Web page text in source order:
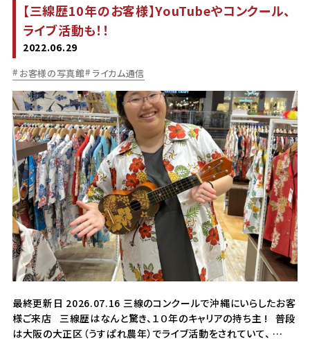
【三線歴10年のお客様】YouTubeやコンクール、
ライブ活動も！！
2022.06.29
お客様の写真館 ライカム通信
最終更新日 2026.07.16 三線のコンクールで沖縄にいらしたお客
様ご来店 三線歴はなんと驚き、１０年のキャリアの持ち主 ! 普段
は大阪の大正区（うすぱれ農年）でライブ活動をされていて、 …